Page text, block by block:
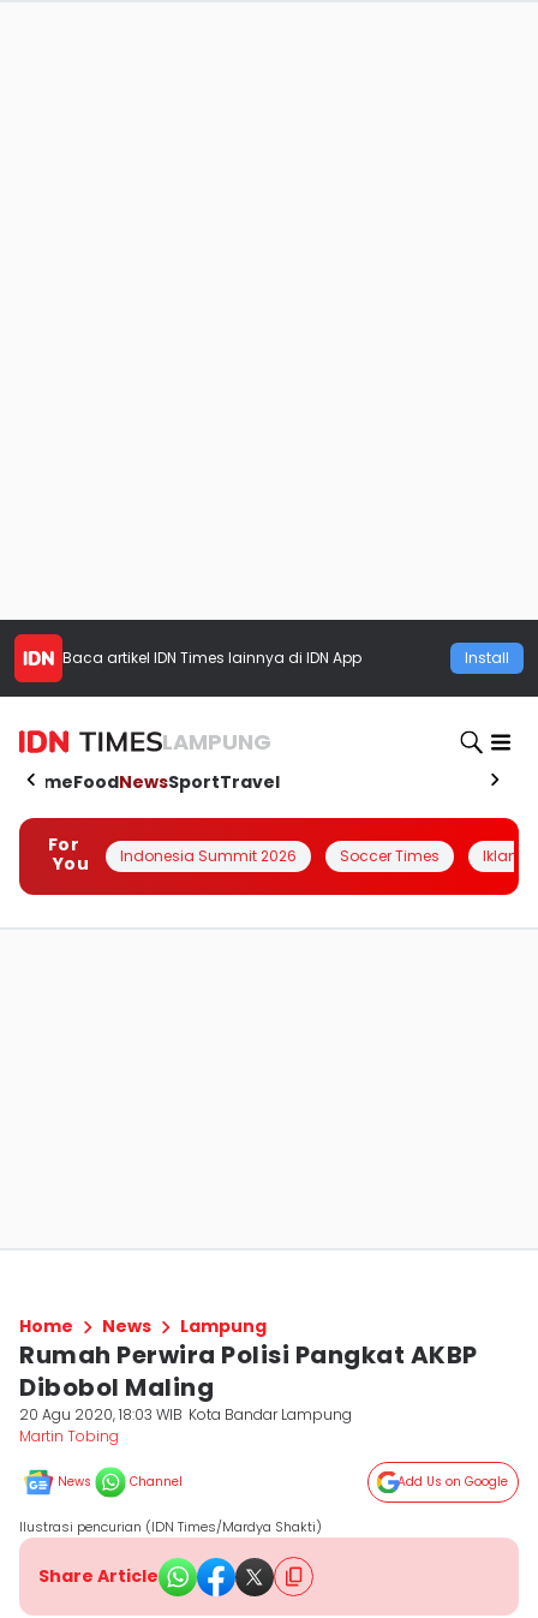
Baca artikel IDN Times lainnya di IDN App Install
LAMPUNG
HomeFoodNewsSportTravel
For
You
Indonesia Summit 2026 Soccer Times Iklanin
Home News Lampung
Rumah Perwira Polisi Pangkat AKBP
Dibobol Maling
20 Agu 2020, 18:03 WIB Kota Bandar Lampung
Martin Tobing
News Channel Add Us on Google
Ilustrasi pencurian (IDN Times/Mardya Shakti)
Share Article